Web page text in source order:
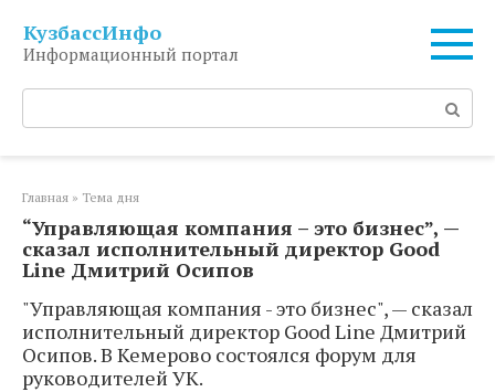
контенту
КузбассИнфо
Информационный портал
Поиск:
Главная » Тема дня
“Управляющая компания – это бизнес”, —
сказал исполнительный директор Good
Line Дмитрий Осипов
"Управляющая компания - это бизнес", — сказал
исполнительный директор Good Line Дмитрий
Осипов. В Кемерово состоялся форум для
руководителей УК.